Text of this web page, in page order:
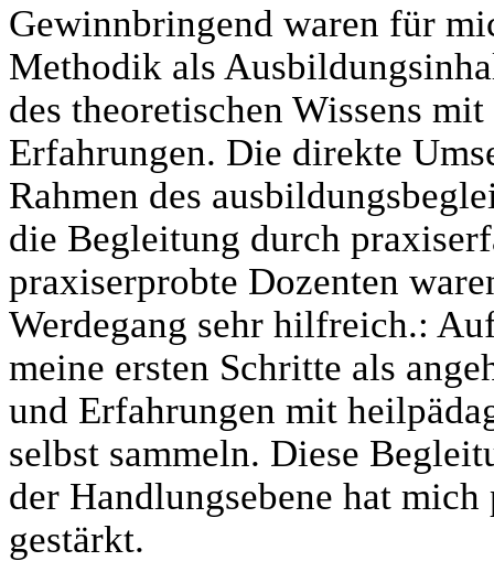
Gewinnbringend waren für
Methodik als
des theoretischen Wissens
Erfahrungen. Die direkte
Rahmen des
die Begleitung durch
praxiserprobte Dozenten
Werdegang sehr hilfreich.:
meine ersten Schritte als
und Erfahrungen mit
selbst sammeln. Diese
der Handlungsebene hat
gestärkt.